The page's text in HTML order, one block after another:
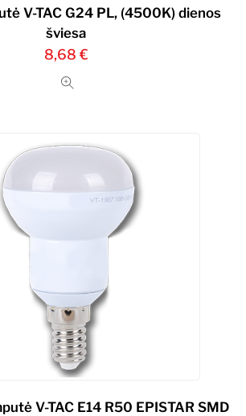
V-TAC G24 PL, (4500K) dienos
šviesa
8,68 €
V-TAC E14 R50 EPISTAR SMD